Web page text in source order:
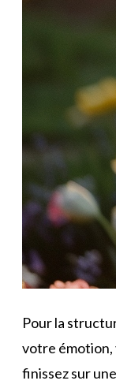
Pour la
votre émotion,
finissez sur